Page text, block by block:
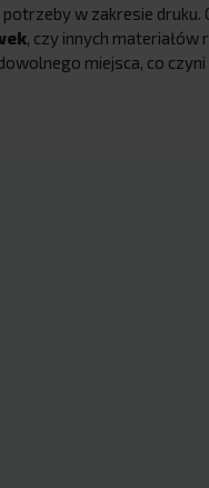
w zakresie druku.
, czy innych
miejsca, co